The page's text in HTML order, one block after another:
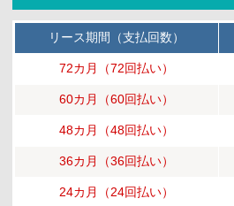
リース期間（支払回数）
72カ月（72回払い）
60カ月（60回払い）
48カ月（48回払い）
36カ月（36回払い）
24カ月（24回払い）